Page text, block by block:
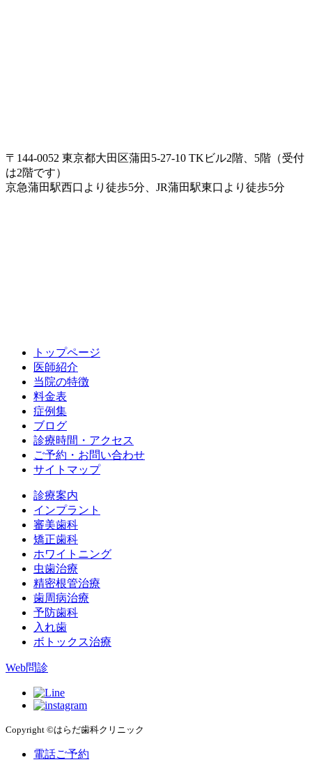
〒144-0052 東京都大田区蒲田5-27-10 TKビル2階、5階（受付
は2階です）
京急蒲田駅西口より徒歩5分、JR蒲田駅東口より徒歩5分
トップページ
医師紹介
当院の特徴
料金表
症例集
ブログ
診療時間・アクセス
ご予約・お問い合わせ
サイトマップ
診療案内
インプラント
審美歯科
矯正歯科
ホワイトニング
虫歯治療
精密根管治療
歯周病治療
予防歯科
入れ歯
ボトックス治療
Web問診
Copyright ©はらだ歯科クリニック
電話ご予約